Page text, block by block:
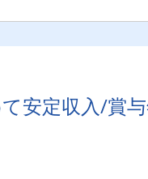
安定収入/賞